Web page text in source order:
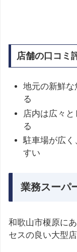
店舗の口コミ
地元の新鮮な
る
店内は広々
る
駐車場が広
すい
業務スーパ
和歌山市榎原に
セスの良い大型店